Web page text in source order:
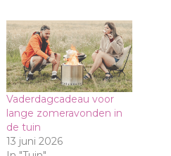
Vaderdagcadeau voor
lange zomeravonden in
de tuin
13 juni 2026